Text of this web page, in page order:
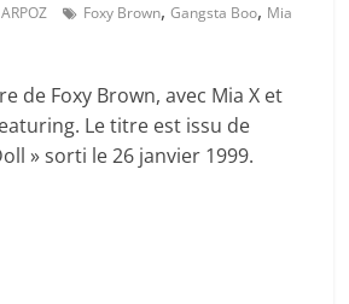
ARPOZ Foxy Brown,Gangsta Boo, Mia
de Foxy Brown, avec Mia X et
Le titre est issu de
» sorti le 26 janvier 1999.